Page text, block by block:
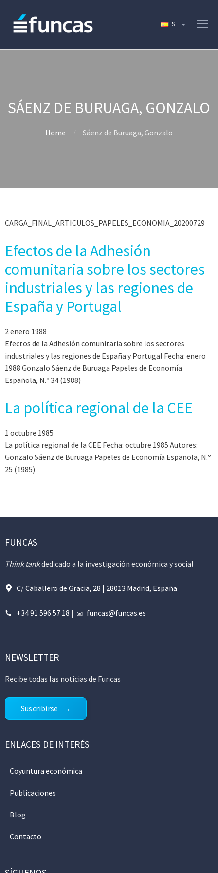
SÁENZ DE BURUAGA, GONZALO
Home Sáenz de Buruaga, Gonzalo
CARGA_FINAL_ARTICULOS_PAPELES_ECONOMIA_20200729
Efectos de la Adhesión
comunitaria sobre los sectores
industriales y las regiones de
España y Portugal
2 enero 1988
Efectos de la Adhesión comunitaria sobre los sectores
industriales y las regiones de España y Portugal Fecha: enero
1988 Gonzalo Sáenz de Buruaga Papeles de Economía
Española, N.º 34 (1988)
La política regional de la CEE
1 octubre 1985
La política regional de la CEE Fecha: octubre 1985 Autores:
Gonzalo Sáenz de Buruaga Papeles de Economía Española, N.º
25 (1985)
FUNCAS
Think tankdedicado a la investigación económica y social
C/ Caballero de Gracia, 28 | 28013 Madrid, España
+34 91 596 57 18 | funcas@funcas.es
NEWSLETTER
Recibe todas las noticias de Funcas
Suscribirse
ENLACES DE INTERÉS
Coyuntura económica
Publicaciones
Blog
Contacto